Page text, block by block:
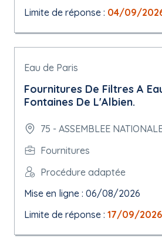
Limite de réponse : 04/09/
Eau de Paris
Fournitures De Filtres A
Fontaines De L'Albien.
75 - ASSEMBLEE
Fournitures
Procédure adaptée
Mise en ligne : 06/08/2026
Limite de réponse : 17/09/2026